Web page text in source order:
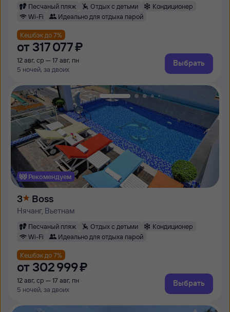
Песчаный пляж Отдых с детьми
Кондиционер
Wi-Fi
Идеально для отдыха парой
Кешбэк до 7%
от 317 ⁠077 ⁠₽
12 авг, ср — 17 авг, пн
5 ночей, за двоих
Выбрать
Рекомендуем
3 Boss
Нячанг, Вьетнам
Песчаный пляж Отдых с детьми
Кондиционер
Wi-Fi
Идеально для отдыха парой
Кешбэк до 7%
от 302 ⁠999 ⁠₽
12 авг, ср — 17 авг, пн
5 ночей, за двоих
Выбрать